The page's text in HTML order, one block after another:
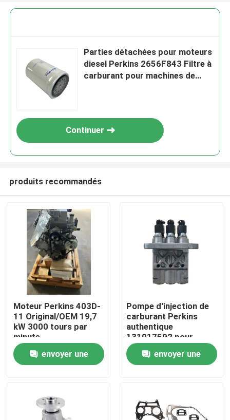
Aperçu
A propos de nous
Parties détachées pour moteurs
diesel Perkins 2656F843 Filtre à
carburant pour machines de
Continuer
produits recommandés
Moteur Perkins 403D-
11 Original/OEM 19,7
kW 3000 tours par
minute
envoyer une
Pompe d'injection de
carburant Perkins
authentique
131017592 pour
moteur diesel 403D
envoyer une